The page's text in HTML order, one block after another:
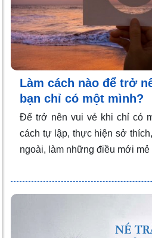
Làm cách nào để trở
bạn chỉ có một mình?
Để trở nên vui vẻ khi chỉ có
cách tự lập, thực hiện sở
ngoài, làm những điều mới